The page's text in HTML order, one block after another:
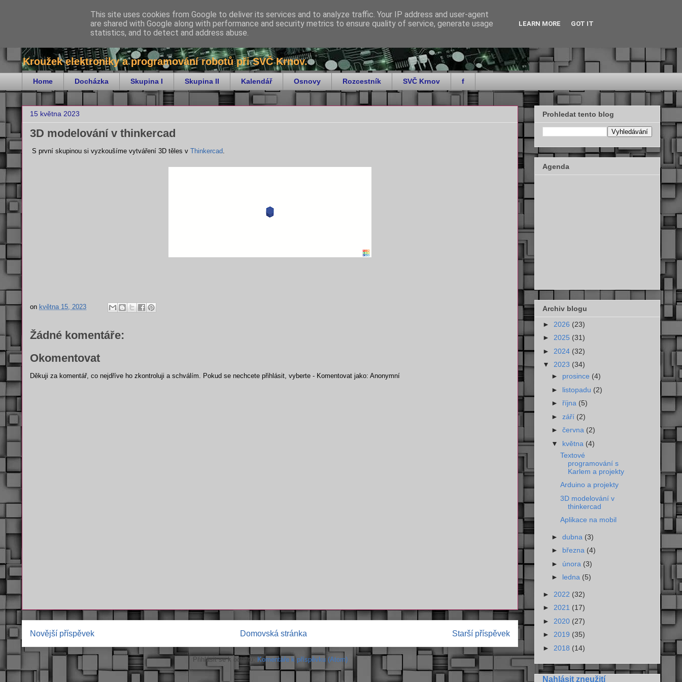
bitKrnov - robotika
Kroužek elektroniky a programování robotů při SVČ Krnov.
Home Docházka Skupina I Skupina II Kalendář Osnovy Rozcestník SVČ Krnov f
15 května 2023
3D modelování v thinkercad
S první skupinou si vyzkoušíme vytváření 3D těles v Thinkercad
on května 15, 2023
Žádné komentáře:
Okomentovat
Děkuji za komentář, co nejdříve ho zkontroluji a schválím. Pokud se nechcete přihlásit, vyberte - Komentovat jako: Anonymní
Novější příspěvek Starší příspěvek
Domovská stránka
Přihlásit se k odběru: Komentáře k příspěvku (Atom)
Prohledat tento blog
Agenda
Archiv blogu
► 2026 (23)
► 2025 (31)
► 2024 (32)
▼ 2023 (34)
► prosince (4)
► listopadu (2)
► října (5)
► září (2)
► června (2)
▼ května (4)
Textové
programování s
Karlem a projekty
Arduino a projekty
3D modelování v
thinkercad
Aplikace na mobil
► dubna (3)
► března (4)
► února (3)
► ledna (5)
► 2022 (32)
► 2021 (17)
► 2020 (27)
► 2019 (35)
► 2018 (14)
Nahlásit zneužití
This site uses cookies from Google to deliver its services and to analyze traffic. Your IP address and user-agent
are shared with Google along with performance and security metrics to ensure quality of service, generate usage
statistics, and to detect and address abuse.
LEARN MORE GOT IT